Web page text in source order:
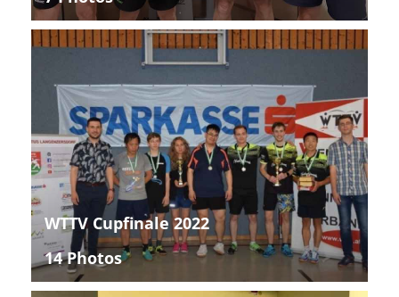
WTTV Cupfinale 2022
14 Photos